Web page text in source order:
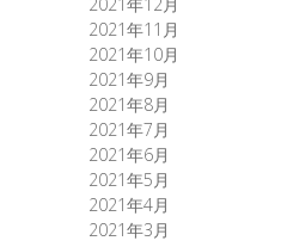
2021年11月
2021年10月
2021年9月
2021年8月
2021年7月
2021年6月
2021年5月
2021年4月
2021年3月